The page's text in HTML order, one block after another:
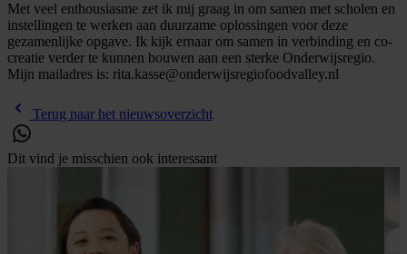
Met veel enthousiasme zet ik mij graag in om samen met scholen en
instellingen te werken aan duurzame oplossingen voor deze
gezamenlijke opgave. Ik kijk ernaar om samen in verbinding en co-
creatie verder te kunnen bouwen aan een sterke Onderwijsregio.
Mijn mailadres is: rita.kasse@onderwijsregiofoodvalley.nl
Terug naar het nieuwsoverzicht
Dit vind je misschien ook interessant